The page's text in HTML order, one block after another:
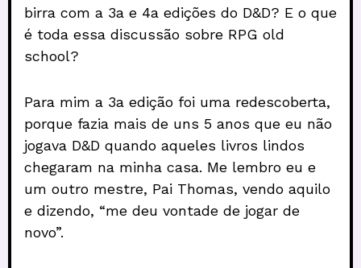
birra com a 3a e 4a edições do D&D? E o que
é toda essa discussão sobre RPG old
school?
Para mim a 3a edição foi uma redescoberta,
porque fazia mais de uns 5 anos que eu não
jogava D&D quando aqueles livros lindos
chegaram na minha casa. Me lembro eu e
um outro mestre, Pai Thomas, vendo aquilo
e dizendo, “me deu vontade de jogar de
novo”.